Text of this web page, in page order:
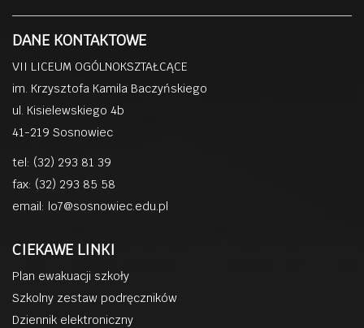
DANE KONTAKTOWE
VII LICEUM OGÓLNOKSZTAŁCĄCE
im. Krzysztofa Kamila Baczyńskiego
ul. Kisielewskiego 4b
41-219 Sosnowiec
tel: (32) 293 81 39
fax: (32) 293 85 58
email: lo7@sosnowiec.edu.pl
CIEKAWE LINKI
Plan ewakuacji szkoły
Szkolny zestaw podręczników
Dziennik elektroniczny